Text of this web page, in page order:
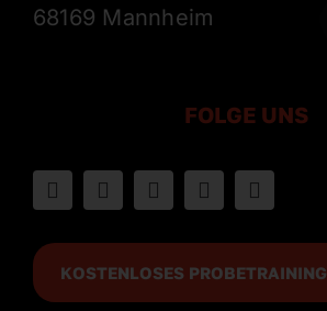
68169 Mannheim
FOLGE UNS
KOSTENLOSES PROBETRAINING